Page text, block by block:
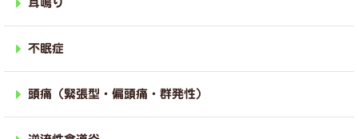
耳鳴り
不眠症
頭痛（緊張型・偏頭痛・群発性）